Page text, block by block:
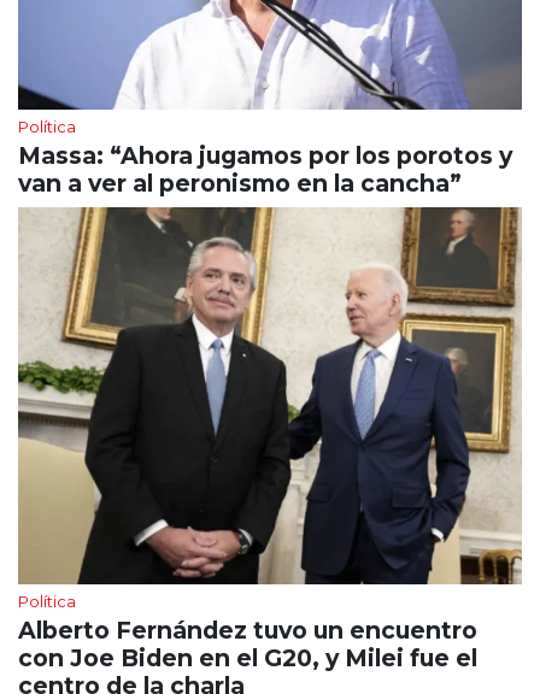
Política
Massa: “Ahora jugamos por los porotos y
van a ver al peronismo en la cancha”
Política
Alberto Fernández tuvo un encuentro
con Joe Biden en el G20, y Milei fue el
centro de la charla